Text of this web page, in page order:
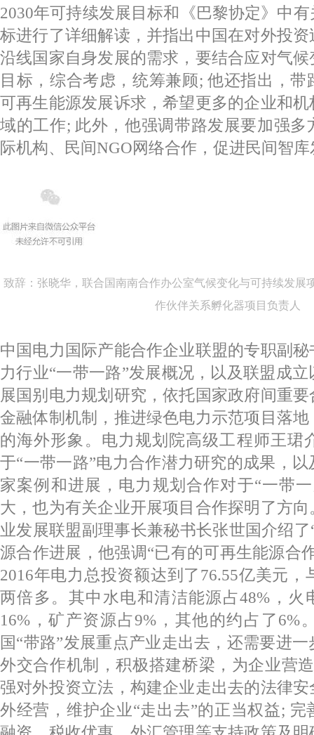
2030年可持续发展目标和《巴黎协定》中
标进行了详细解读，并指出中国在对外投
沿线国家自身发展的需求，要结合应对气
目标，综合考虑，统筹兼顾; 他还指出，
可再生能源发展诉求，希望更多的企业和
域的工作; 此外，他强调带路发展要加强多
际机构、民间NGO网络合作，促进民间智
致辞：张晓华，联合国南南合作办公室气候变化与可持续发展
作伙伴关系孵化器项目负责人
中国电力国际产能合作企业联盟的专职副
力行业“一带一路”发展概况，以及联盟成
展国别电力规划研究，依托国家政府间重
金融体制机制，推进绿色电力示范项目落
的海外形象。电力规划院高级工程师王珺
于“一带一路”电力合作潜力研究的成果，
家案例和进展，电力规划合作对于“一带
大，也为有关企业开展项目合作探明了方
业发展联盟副理事长兼秘书长张世国介绍
源合作进展，他强调“已有的可再生能源合
2016年电力总投资额达到了76.55亿美元，
两倍多。其中水电和清洁能源占48%，火
16%，矿产资源占9%，其他的约占了6%
国“带路”发展重点产业走出去，还需要进
外交合作机制，积极搭建桥梁，为企业营
强对外投资立法，构建企业走出去的法律
外经营，维护企业“走出去”的正当权益; 完